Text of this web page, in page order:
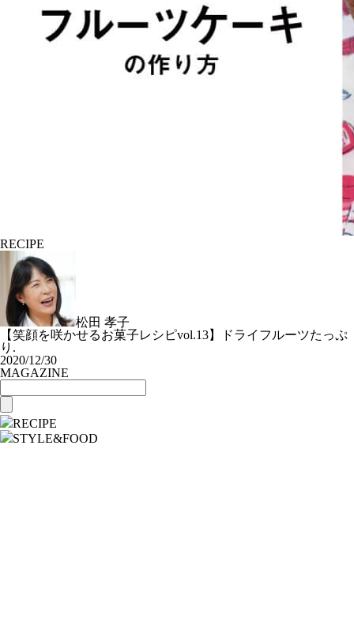
RECIPE
松田 孝子
【笑顔を咲かせるお菓子レシピvol.13】ドライフルーツたっぷ
り.
2020/12/30
MAGAZINE
RECIPE
STYLE&FOOD